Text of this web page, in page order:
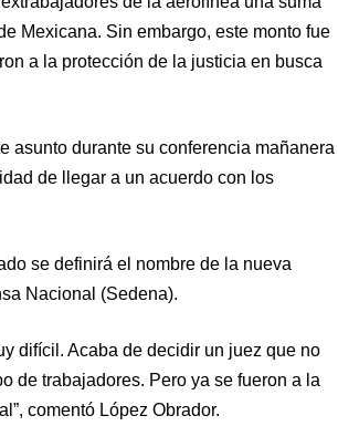
Mexicana. Sin embargo, este monto fue
a la protección de la justicia en busca
asunto durante su conferencia mañanera
de llegar a un acuerdo con los
se definirá el nombre de la nueva
Nacional (Sedena).
difícil. Acaba de decidir un juez que no
de trabajadores. Pero ya se fueron a la
comentó López Obrador.